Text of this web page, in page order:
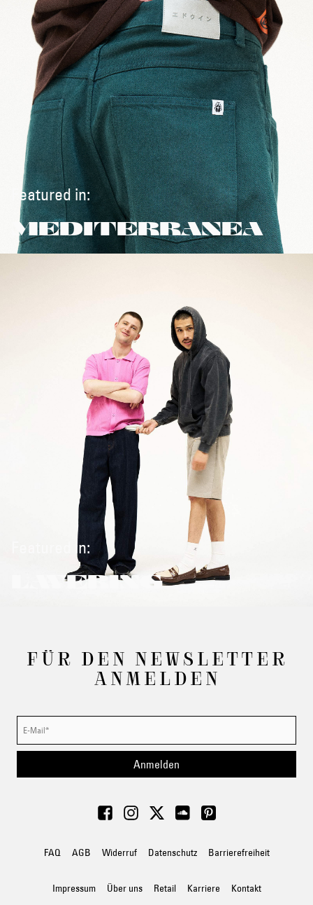
Featured in:
MEDITERRANEA
Featured in:
LAYERING
FÜR DEN NEWSLETTER
ANMELDEN
Anmelden
FAQ AGB Widerruf Datenschutz Barrierefreiheit
Impressum Über uns Retail Karriere Kontakt